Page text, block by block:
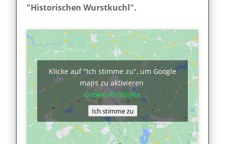
"Historischen Wurstkuchl".
Klicke auf "Ich stimme zu", um Google
maps zu aktivieren
Cookie-Richtlinie
Ich stimme zu